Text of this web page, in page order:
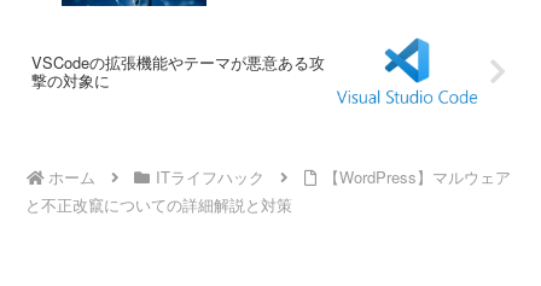
VSCodeの拡張機能やテーマが悪意ある攻
撃の対象に
ホーム ITライフハック
【WordPress】マルウェア
と不正改竄についての詳細解説と対策